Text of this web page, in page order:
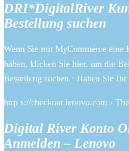
DRI*DigitalRiver
Bestellung suchen
Wenn Sie mit MyCommerce eine
haben, klicken Sie hier, um die
Bestellung suchen · Haben Sie
http s://checkout.lenovo.com ›
Digital River Konto
Anmelden – Lenovo